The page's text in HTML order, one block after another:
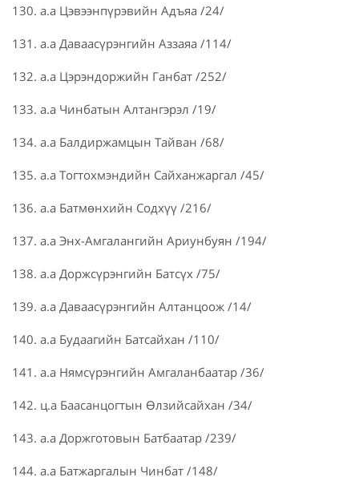
130. а.а Цэвээнпүрэвийн Адъяа /24/
131. а.а Даваасүрэнгийн Аззаяа /114/
132. а.а Цэрэндоржийн Ганбат /252/
133. а.а Чинбатын Алтангэрэл /19/
134. а.а Балдиржамцын Тайван /68/
135. а.а Тогтохмэндийн Сайханжаргал /45/
136. а.а Батмөнхийн Содхүү /216/
137. а.а Энх-Амгалангийн Ариунбуян /194/
138. а.а Доржсүрэнгийн Батсүх /75/
139. а.а Даваасүрэнгийн Алтанцоож /14/
140. а.а Будаагийн Батсайхан /110/
141. а.а Нямсүрэнгийн Амгаланбаатар /36/
142. ц.а Баасанцогтын Өлзийсайхан /34/
143. а.а Доржготовын Батбаатар /239/
144. а.а Батжаргалын Чинбат /148/